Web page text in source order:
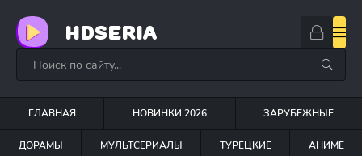
HDSERIA
ГЛАВНАЯ НОВИНКИ 2026 ЗАРУБЕЖНЫЕ
ДОРАМЫ МУЛЬТСЕРИАЛЫ ТУРЕЦКИЕ АНИМЕ